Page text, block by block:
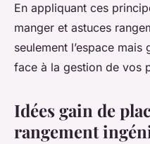
En appliquant ces
manger et astuces
seulement l’espace
face à la gestion de vos
Idées gain de
rangement